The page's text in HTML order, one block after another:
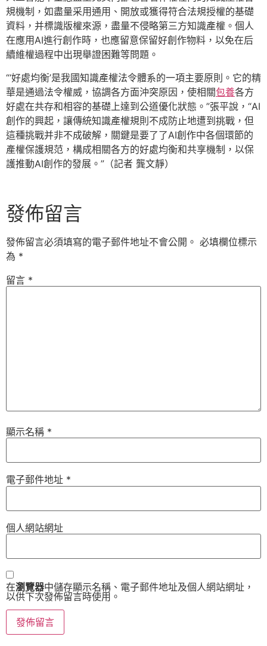
規機制，如盡量采用通用、開放或獲得符合法規授權的基礎
資料，并標識版權來源，盡量不侵略第三方知識產權。個人
在應用AI進行創作時，也應留意保留好創作物料，以免在后
續維權過程中出現舉證困難等問題。
“‘好處均衡’是我國知識產權法令體系的一項主要原則。它的精
華是通過法令權威，協調各方面沖突原因，使相關包養各方
好處在共存和相容的基礎上達到公道優化狀態。”張平說，“AI
創作的興起，讓傳統知識產權規則不成防止地遭到挑戰，但
這種挑戰并非不成破解，關鍵是要了了AI創作中各個環節的
產權保護規范，構成相關各方的好處均衡和共享機制，以保
護推動AI創作的發展。”（記者 龔文靜）
發佈留言
發佈留言必須填寫的電子郵件地址不會公開。 必填欄位標示
為 *
留言 *
顯示名稱 *
電子郵件地址 *
個人網站網址
在瀏覽器中儲存顯示名稱、電子郵件地址及個人網站網址，
以供下次發佈留言時使用。